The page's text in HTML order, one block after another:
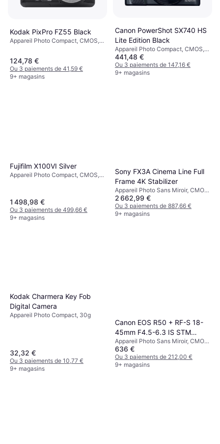
Kodak PixPro FZ55 Black
Appareil Photo Compact, CMOS,
Continuous Drive, 106g
124,78 €
Ou 3 paiements de 41,59 €
9+ magasins
Canon PowerShot SX740 HS
Lite Edition Black
Appareil Photo Compact, CMOS,
1/2.3, 20.3 MP, Continuous Drive,
PictBridge, Face Detection,
Waterproof, 299g
441,48 €
Ou 3 paiements de 147,16 €
9+ magasins
Fujifilm X100VI Silver
Appareil Photo Compact, CMOS,
1 498,98 €
Ou 3 paiements de 499,66 €
9+ magasins
Sony FX3A Cinema Line Full
Frame 4K Stabilizer
Appareil Photo Sans Miroir, CMOS,
Full Frame (35mm), 10.2 MP, Face
Detection, Continuous Drive, 640g
2 662,99 €
Ou 3 paiements de 887,66 €
9+ magasins
Kodak Charmera Key Fob
Digital Camera
Appareil Photo Compact, 30g
32,32 €
Ou 3 paiements de 10,77 €
9+ magasins
Canon EOS R50 + RF-S 18-
45mm F4.5-6.3 IS STM
Black
Appareil Photo Sans Miroir, CMOS,
APS-C, 24.2 MP, Face Detection,
Continuous Drive, PictBridge,
376g
636 €
Ou 3 paiements de 212,00 €
9+ magasins